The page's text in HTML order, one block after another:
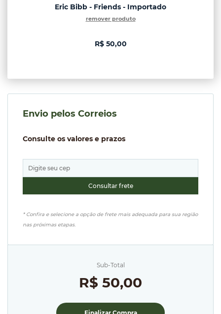
Eric Bibb - Friends - Importado
remover produto
R$ 50,00
Envio pelos Correios
Consulte os valores e prazos
* Confira e selecione a opção de frete mais adequada para sua região
nas próximas etapas.
Sub-Total
R$ 50,00